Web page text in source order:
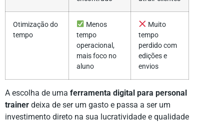
Otimização do
tempo
Menos
tempo
operacional,
mais foco no
aluno
Muito
tempo
perdido com
edições e
envios
A escolha de uma ferramenta digital para personal
trainer deixa de ser um gasto e passa a ser um
investimento direto na sua lucratividade e qualidade